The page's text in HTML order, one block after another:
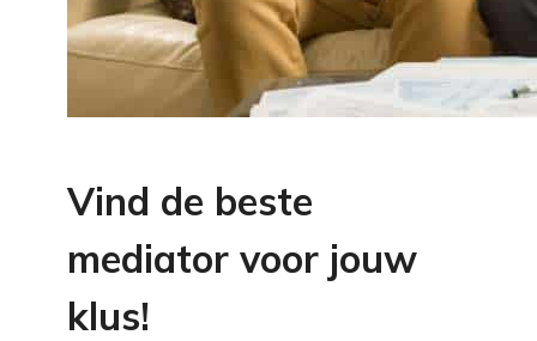
Vind de beste
mediator voor jouw
klus!